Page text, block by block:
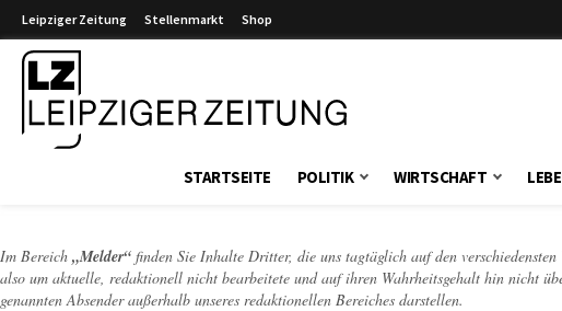
Leipziger Zeitung Stellenmarkt Shop
STARTSEITE POLITIK WIRTSCHAFT
Im Bereich „Melder“ finden Sie Inhalte Dritter, die uns tagtäglich auf den
also um aktuelle, redaktionell nicht bearbeitete und auf ihren Wahrheitsgehalt hin nicht
genannten Absender außerhalb unseres redaktionellen Bereiches darstellen.